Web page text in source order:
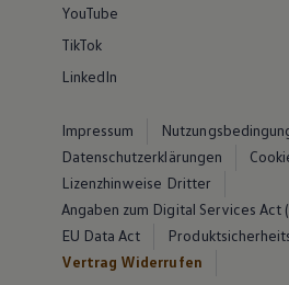
YouTube
TikTok
LinkedIn
Impressum
Datenschutzerklärungen
Lizenzhinweise Dritter
Angaben zum Digital Services Act
EU Data Act
Vertrag Widerrufen